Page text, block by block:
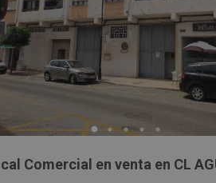
Comercial en venta en CL